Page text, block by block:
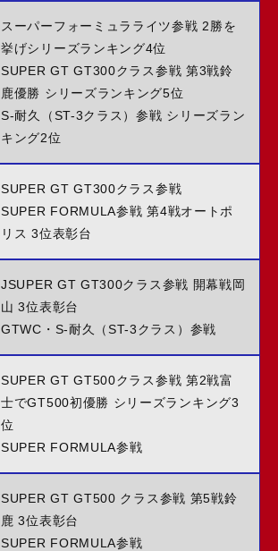
スーパーフォーミュラライツ参戦 2勝を
挙げシリーズランキング4位
SUPER GT GT300クラス参戦 第3戦鈴
鹿優勝 シリーズランキング5位
S-耐久（ST-3クラス）参戦 シリーズラン
キング2位
SUPER GT GT300クラス参戦
SUPER FORMULA参戦 第4戦オートポ
リス 3位表彰台
JSUPER GT GT300クラス参戦 開幕戦岡
山 3位表彰台
GTWC・S-耐久（ST-3クラス）参戦
SUPER GT GT500クラス参戦 第2戦富
士でGT500初優勝 シリーズランキング3
位
SUPER FORMULA参戦
SUPER GT GT500 クラス参戦 第5戦鈴
鹿 3位表彰台
SUPER FORMULA参戦